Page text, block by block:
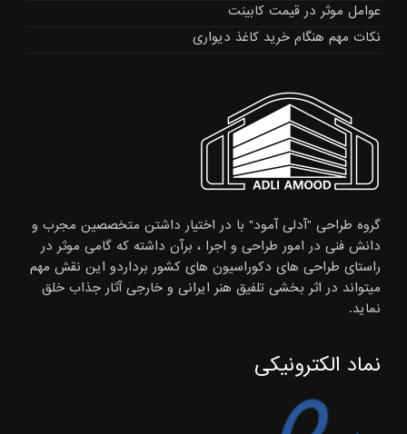
عوامل موثر در قیمت کابینت
نکات مهم هنگام خرید کاغذ دیواری
گروه طراحی "آدلی آمود" با در اختیار داشتن متخصصین مجرب و
دانش فنی در امور طراحی و اجرا ، برآن داشته که گامی موثر در
راستای طراحی های دکوراسیون های کشور برداردو این نقش مهم
میتواند در اثر بخشی تلفیق هنر ایرانی و خارجی آثار جذاب خلق
نماید.
نماد الکترونیکی